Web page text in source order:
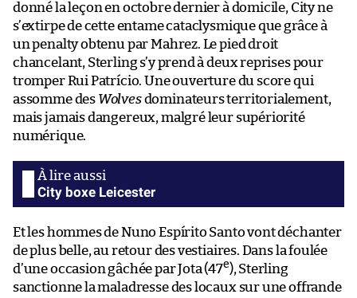
donné la leçon en octobre dernier à domicile, City ne
s’extirpe de cette entame cataclysmique que grâce à
un penalty obtenu par Mahrez. Le pied droit
chancelant, Sterling s’y prend à deux reprises pour
tromper Rui Patrício. Une ouverture du score qui
assomme des Wolvesdominateurs territorialement,
mais jamais dangereux, malgré leur supériorité
numérique.
City boxe Leicester
Et les hommes de Nuno Espírito Santo vont déchanter
de plus belle, au retour des vestiaires. Dans la foulée
d’une occasion gâchée par Jota (47e), Sterling
sanctionne la maladresse des locaux sur une offrande